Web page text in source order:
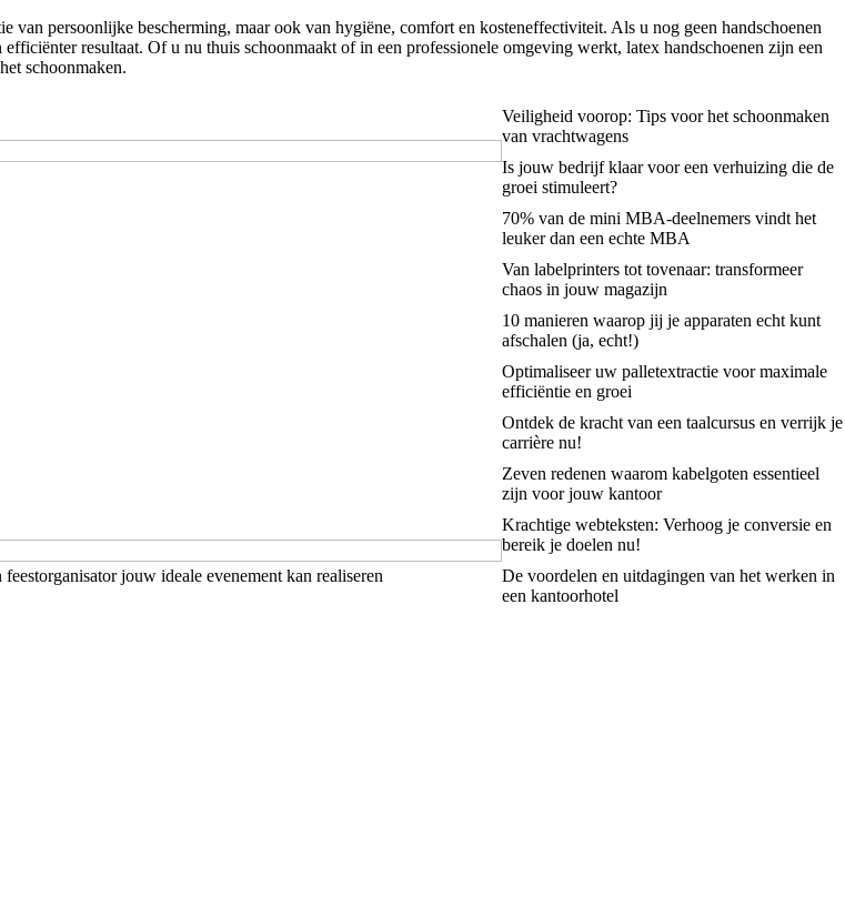
van persoonlijke bescherming, maar ook van hygiëne, comfort en kosteneffectiviteit. Als u nog geen handschoenen
resultaat. Of u nu thuis schoonmaakt of in een professionele omgeving werkt, latex handschoenen zijn een
schoonmaken.
feestorganisator jouw ideale evenement kan realiseren
Veiligheid voorop: Tips voor het schoonmaken
van vrachtwagens
Is jouw bedrijf klaar voor een verhuizing die de
groei stimuleert?
70% van de mini MBA-deelnemers vindt het
leuker dan een echte MBA
Van labelprinters tot tovenaar: transformeer
chaos in jouw magazijn
10 manieren waarop jij je apparaten echt kunt
afschalen (ja, echt!)
Optimaliseer uw palletextractie voor maximale
efficiëntie en groei
Ontdek de kracht van een taalcursus en verrijk je
carrière nu!
Zeven redenen waarom kabelgoten essentieel
zijn voor jouw kantoor
Krachtige webteksten: Verhoog je conversie en
bereik je doelen nu!
De voordelen en uitdagingen van het werken in
een kantoorhotel